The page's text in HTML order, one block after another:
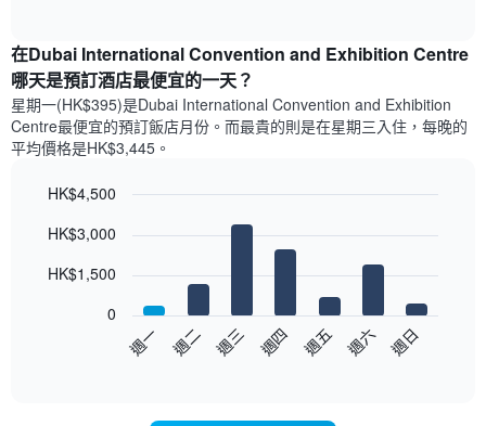
顯
示
每
個
月
的
間
均
格
在Dubai International Convention and Exhibition Centre
哪天是預訂酒店最便宜的一天？
星期一(HK$395)是Dubai International Convention and Exhibition
Centre​最便宜的預訂飯店月份。而最貴的則是在星期三​入住，每晚的
平均價格是HK$3,445​​。
chart
graphic.
週一 週二 週三 週四 週五 週六 週日
0
HK$1,500
HK$3,000
HK$4,500